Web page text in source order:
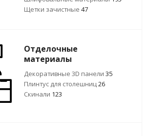
Щетки зачистные 47
Отделочные
материалы
Декоративные 3D панели 35
Плинтус для столешниц26
Скинали 123